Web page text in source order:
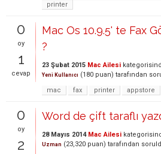
printer
0
oy
1
cevap
Mac Os 10.9.5' te Fax
?
23 Şubat 2015 Mac Ailesi
Yeni Kullanıcı (180 puan) tarafından
mac
fax printer appstore
0
oy
2
Word de çift taraflı
28 Mayıs 2014 Mac Ailesi
Uzman (23,320 puan) tarafından